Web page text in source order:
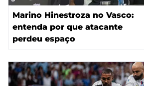
Marino Hinestroza no Vasco:
entenda por que atacante
perdeu espaço